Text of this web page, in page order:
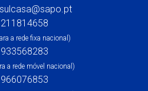
211814658
a rede fixa nacional)
933568283
a rede móvel nacional)
966076853